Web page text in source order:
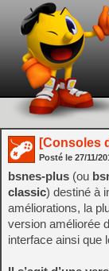
[Consoles
Posté le 27/11/
bsnes-plus (ou
classic) destiné à
améliorations, la
version améliorée
interface ainsi que